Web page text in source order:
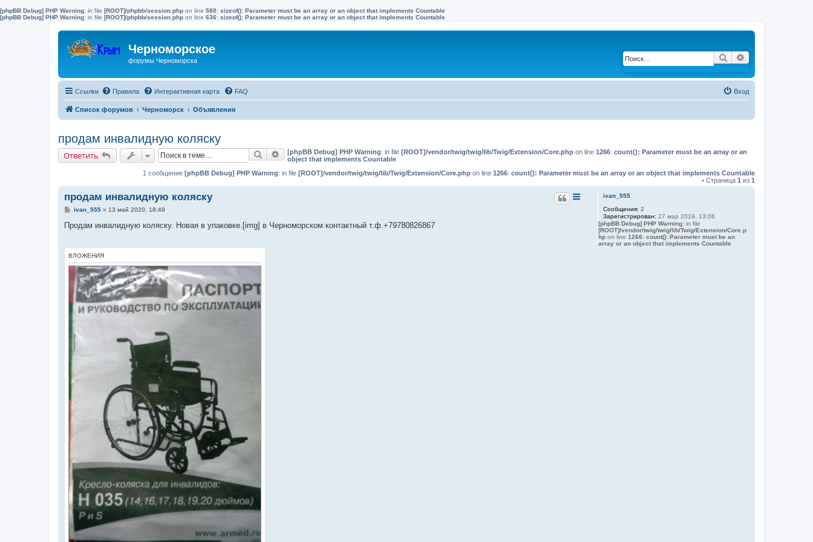
[phpBB Debug] PHP Warning: in file [ROOT]/phpbb/session.php on line 580: sizeof(): Parameter must be an array or an object that implements Countable
[phpBB Debug] PHP Warning: in file [ROOT]/phpbb/session.php on line 636: sizeof(): Parameter must be an array or an object that implements Countable
Черноморское
форумы Черноморска Поиск
Ссылки Правила Интерактивная карта FAQ Вход
Список форумов Черноморск Объявления
продам инвалидную коляску
Ответить Поиск Расширенный поиск
[phpBB Debug] PHP Warning: in file [ROOT]/vendor/twig/twig/lib/Twig/Extension/Core.php on line 1266: count(): Parameter must be an array or an
object that implements Countable
1 сообщение [phpBB Debug] PHP Warning: in file [ROOT]/vendor/twig/twig/lib/Twig/Extension/Core.php on line 1266: count(): Parameter must be an array or an object that implements Countable
• Страница 1 из 1
ivan_555
Сообщения: 2
Зарегистрирован: 27 мар 2019, 13:06
[phpBB Debug] PHP Warning: in file
[ROOT]/vendor/twig/twig/lib/Twig/Extension/Core.p
hpon line 1266: count(): Parameter must be an
array or an object that implements Countable
продам инвалидную коляску
С
о
н
и
е
ivan_555» 13 май 2020, 18:49
Продам инвалидную коляску. Новая в упаковке.[img] в Черноморском контактный т.ф.+79780826867
ВЛОЖЕНИЯ